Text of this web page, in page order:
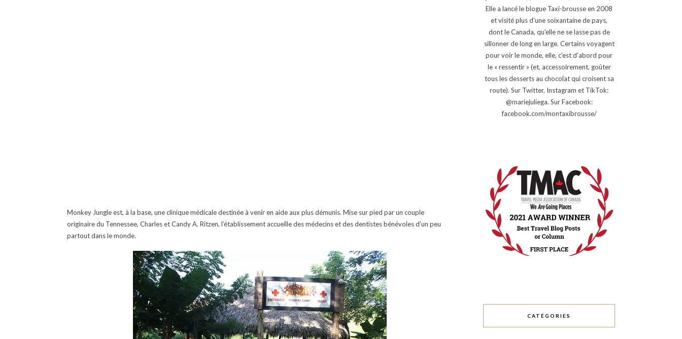
Monkey Jungle est, à la base, une clinique médicale destinée à venir en aide aux plus démunis. Mise sur pied par un couple
originaire du Tennessee, Charles et Candy A. Ritzen, l’établissement accueille des médecins et des dentistes bénévoles d’un peu
partout dans le monde.
Elle a lancé le blogue Taxi-brousse en 2008
et visité plus d'une soixantaine de pays,
dont le Canada, qu'elle ne se lasse pas de
sillonner de long en large. Certains voyagent
pour voir le monde, elle, c’est d’abord pour
le « ressentir » (et, accessoirement, goûter
tous les desserts au chocolat qui croisent sa
route). Sur Twitter, Instagram et TikTok:
@mariejuliega. Sur Facebook:
facebook.com/montaxibrousse/
CATÉGORIES